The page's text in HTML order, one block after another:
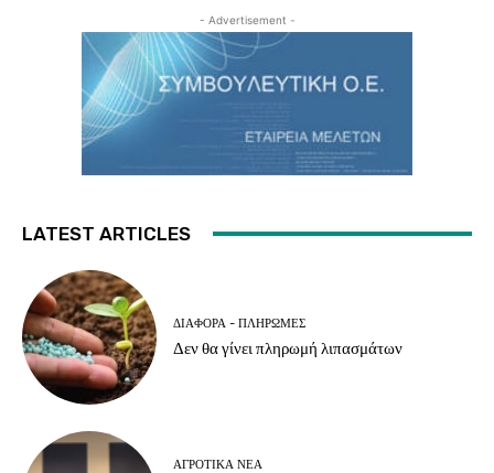
- Advertisement -
LATEST ARTICLES
ΔΙΆΦΟΡΑ - ΠΛΗΡΩΜΈΣ
Δεν θα γίνει πληρωμή λιπασμάτων
ΑΓΡΟΤΙΚΆ ΝΈΑ